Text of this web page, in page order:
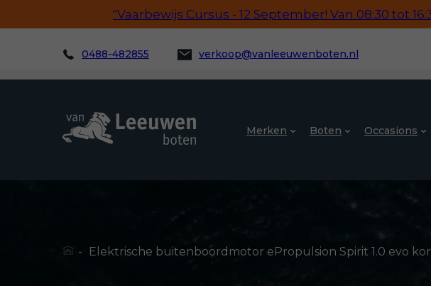
"Vaarbewijs Cursus - 12 September! Van 08:30 tot
0488-482855 verkoop@vanleeuwenboten.nl
Merken Boten Occasions
- Elektrische buitenboordmotor ePropulsion Spirit 1.0 evo